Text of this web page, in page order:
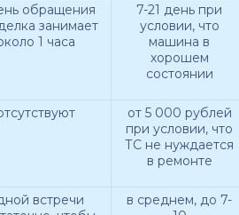
обращения
занимает
1 часа
7-21 день при
условии, что
машина в
хорошем
состоянии
от 5 000 рублей
при условии, что
ТС не нуждается
в ремонте
встречи
в среднем, до 7-